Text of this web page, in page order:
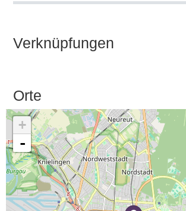
Verknüpfungen
Orte
+
-